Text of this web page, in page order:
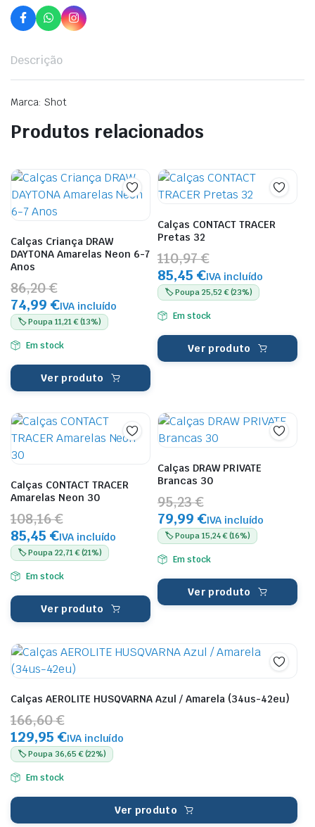
Descrição
Marca: Shot
Produtos relacionados
Calças Criança DRAW
DAYTONA Amarelas Neon 6-7
Anos
86,20 €
74,99 €IVA incluído
🏷️ Poupa 11,21 € (13%)
Em stock
Ver produto
Calças CONTACT TRACER
Pretas 32
110,97 €
85,45 €IVA incluído
🏷️ Poupa 25,52 € (23%)
Em stock
Ver produto
Calças CONTACT TRACER
Amarelas Neon 30
108,16 €
85,45 €IVA incluído
🏷️ Poupa 22,71 € (21%)
Em stock
Ver produto
Calças DRAW PRIVATE
Brancas 30
95,23 €
79,99 €IVA incluído
🏷️ Poupa 15,24 € (16%)
Em stock
Ver produto
Calças AEROLITE HUSQVARNA Azul / Amarela (34us-42eu)
166,60 €
129,95 €IVA incluído
🏷️ Poupa 36,65 € (22%)
Em stock
Ver produto